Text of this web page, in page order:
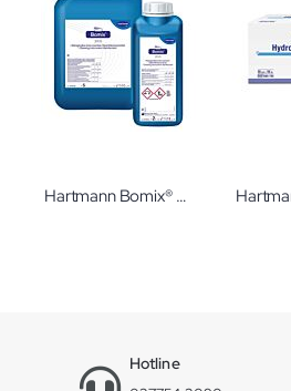
Hartmann Bomix® plus Manuelle Instrumentendesinfektion
Hotline